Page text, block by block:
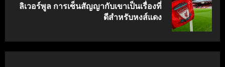
Next
ลิเวอร์พูล การเซ็นสัญญากับเขาเป็นเรื่องที่
ดีสําหรับหงส์แดง